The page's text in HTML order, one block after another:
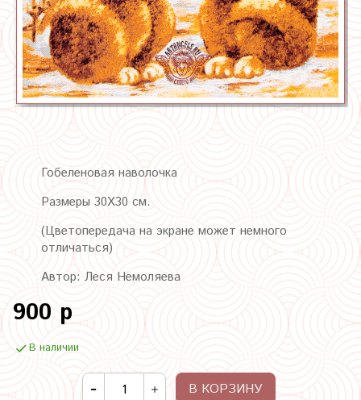
Гобеленовая наволочка
Размеры 30Х30 см.
(Цветопередача на экране может немного
отличаться)
Автор: Леся Немоляева
900 р
В наличии
В КОРЗИНУ